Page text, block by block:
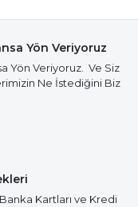
Yön Veriyoruz
Yön Veriyoruz. Ve Siz
Ne İstediğini Biz
Kartları ve Kredi